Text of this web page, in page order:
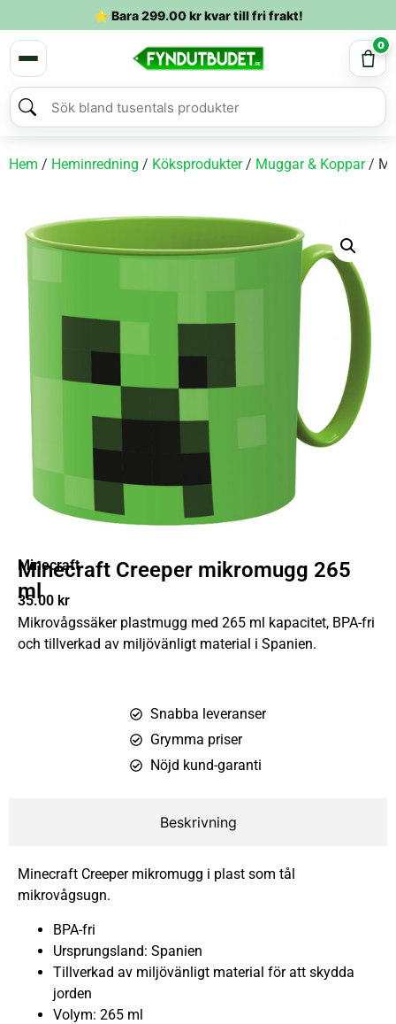
⭐ Bara299.00krkvar till fri frakt!
0
Hem / Heminredning / Köksprodukter/ Muggar & Koppar/
Minecraft
Minecraft Creeper mikromugg 265
ml
35.00 kr
Mikrovågssäker plastmugg med 265 ml kapacitet, BPA-fri
och tillverkad av miljövänligt material i Spanien.
Snabba leveranser
Grymma priser
Nöjd kund-garanti
Beskrivning
Minecraft Creeper mikromugg i plast som tål
mikrovågsugn.
BPA-fri
Ursprungsland: Spanien
Tillverkad av miljövänligt material för att skydda
jorden
Volym: 265 ml